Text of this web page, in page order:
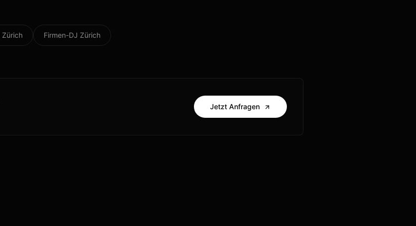
Zürich Firmen-DJ Zürich
Jetzt Anfragen